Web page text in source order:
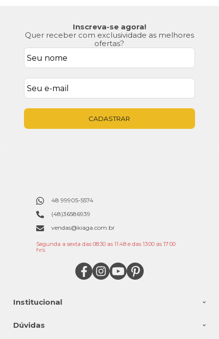
Inscreva-se agora!
Quer receber com exclusividade as melhores
ofertas?
CADASTRAR
Institucional
Dúvidas
48 99905-5574
(48)36586939
vendas@kiaga.com.br
Segunda a sexta das 08:30 as 11:48 e das 13:00 as 17:00
hrs.